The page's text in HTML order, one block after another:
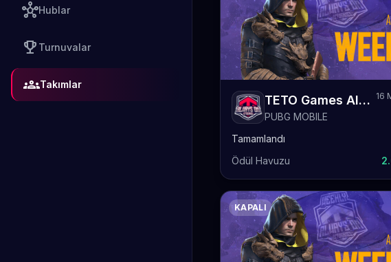
hubHublar
emoji_events Turnuvalar
groupsTakımlar
TETO Games Always-ON PUBG Mobile Weekly 68
PUBG MOBILE
16
Tamamlandı
Ödül Havuzu
KAPALI